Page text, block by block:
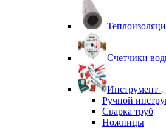
Счетчики
Инструмент
Ручной
Сварка труб
Ножницы